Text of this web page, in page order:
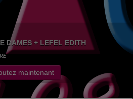
DAMES + LEFEL EDITH
maintenant